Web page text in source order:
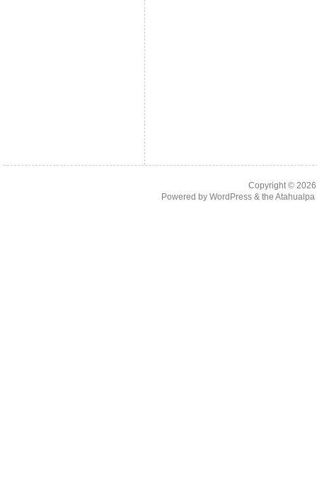
Copyright ©
Powered by WordPress& the Atahualpa